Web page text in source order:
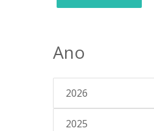
Ano
2026
2025